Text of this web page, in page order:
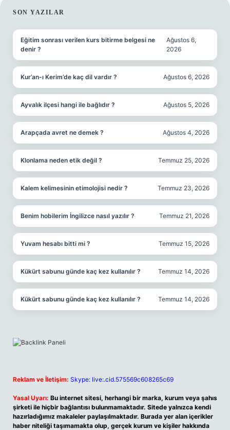
SIDEBAR
SON YAZILAR
Eğitim sonrası verilen kurs bitirme belgesi ne
denir ?
Ağustos 6,
2026
Kur’an-ı Kerim’de kaç dil vardır ? Ağustos 6, 2026
Ayvalık ilçesi hangi ile bağlıdır ? Ağustos 5, 2026
Arapçada avret ne demek ? Ağustos 4, 2026
Klonlama neden etik değil ? Temmuz 25, 2026
Kalem kelimesinin etimolojisi nedir ? Temmuz 23, 2026
Benim hobilerim İngilizce nasıl yazılır ? Temmuz 21, 2026
Yuvam hesabı bitti mi ? Temmuz 15, 2026
Kükürt sabunu günde kaç kez kullanılır ? Temmuz 14, 2026
Kükürt sabunu günde kaç kez kullanılır ? Temmuz 14, 2026
Reklam ve İletişim: Skype: live:.cid.575569c608265c69
Yasal Uyarı: Bu internet sitesi, herhangi bir marka, kurum veya şahıs
şirketi ile hiçbir bağlantısı bulunmamaktadır. Sitede yalnızca kendi
hazırladığımız makaleler paylaşılmaktadır. Burada yer alan içerikler
haber niteliği taşımamakta olup, gerçek kurum ve kişiler hakkında